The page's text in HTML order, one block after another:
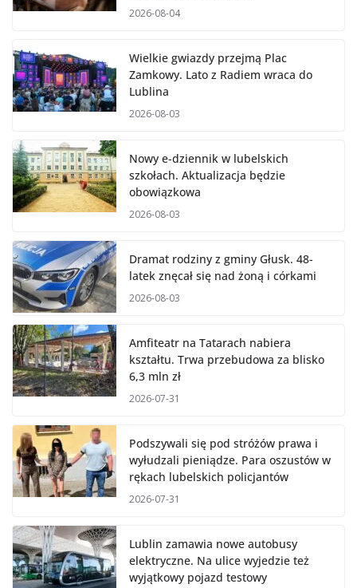
2026-08-04
Wielkie gwiazdy przejmą Plac
Zamkowy. Lato z Radiem wraca do
Lublina
2026-08-03
Nowy e-dziennik w lubelskich
szkołach. Aktualizacja będzie
obowiązkowa
2026-08-03
Dramat rodziny z gminy Głusk. 48-
latek znęcał się nad żoną i córkami
2026-08-03
Amfiteatr na Tatarach nabiera
kształtu. Trwa przebudowa za blisko
6,3 mln zł
2026-07-31
Podszywali się pod stróżów prawa i
wyłudzali pieniądze. Para oszustów w
rękach lubelskich policjantów
2026-07-31
Lublin zamawia nowe autobusy
elektryczne. Na ulice wyjedzie też
wyjątkowy pojazd testowy